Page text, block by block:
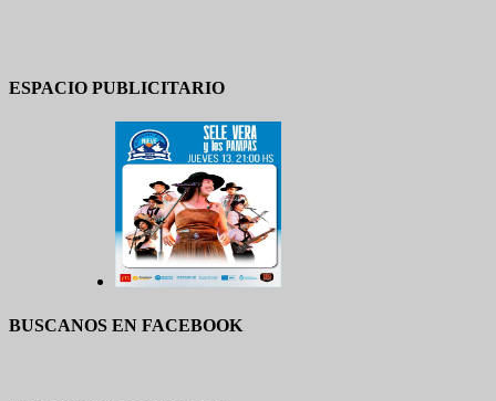
ESPACIO PUBLICITARIO
BUSCANOS EN FACEBOOK